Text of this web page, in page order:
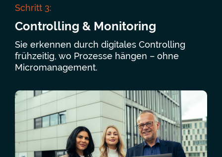
Schritt 3:
Controlling & Monitoring
Sie erkennen durch digitales Controlling
frühzeitig, wo Prozesse hängen – ohne
Micromanagement.